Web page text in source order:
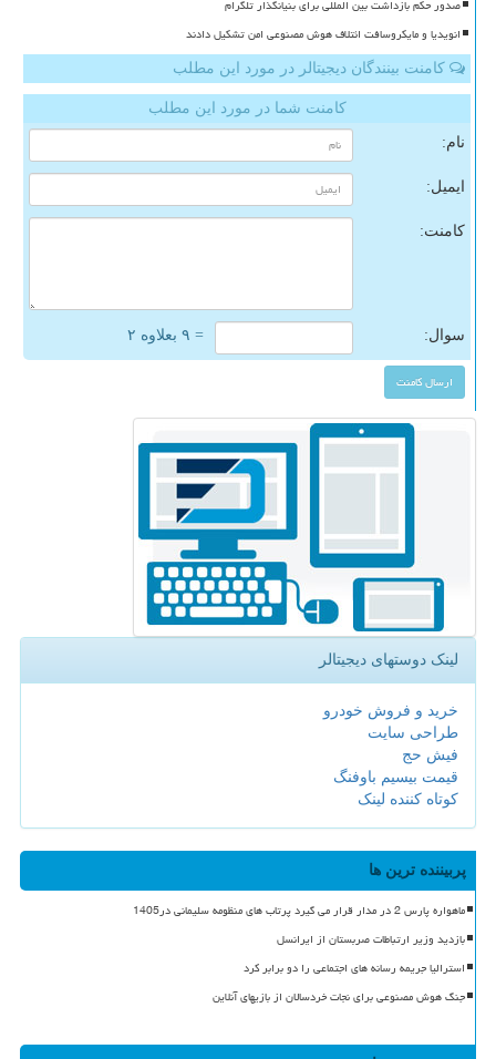
صدور حکم بازداشت بین المللی برای بنیانگذار تلگرام
انویدیا و مایکروسافت ائتلاف هوش مصنوعی امن تشکیل دادند
کامنت بینندگان دیجیتالر در مورد این مطلب
کامنت شما در مورد این مطلب
نام:
ایمیل:
کامنت:
سوال: = ۹ بعلاوه ۲
لینک دوستهای دیجیتالر
خرید و فروش خودرو
طراحی سایت
فیش حج
قیمت بیسیم باوفنگ
کوتاه کننده لینک
پربیننده ترین ها
ماهواره پارس 2 در مدار قرار می گیرد پرتاب های منظومه سلیمانی در1405
بازدید وزیر ارتباطات صربستان از ایرانسل
استرالیا جریمه رسانه های اجتماعی را دو برابر کرد
جنگ هوش مصنوعی برای نجات خردسالان از بازیهای آنلاین